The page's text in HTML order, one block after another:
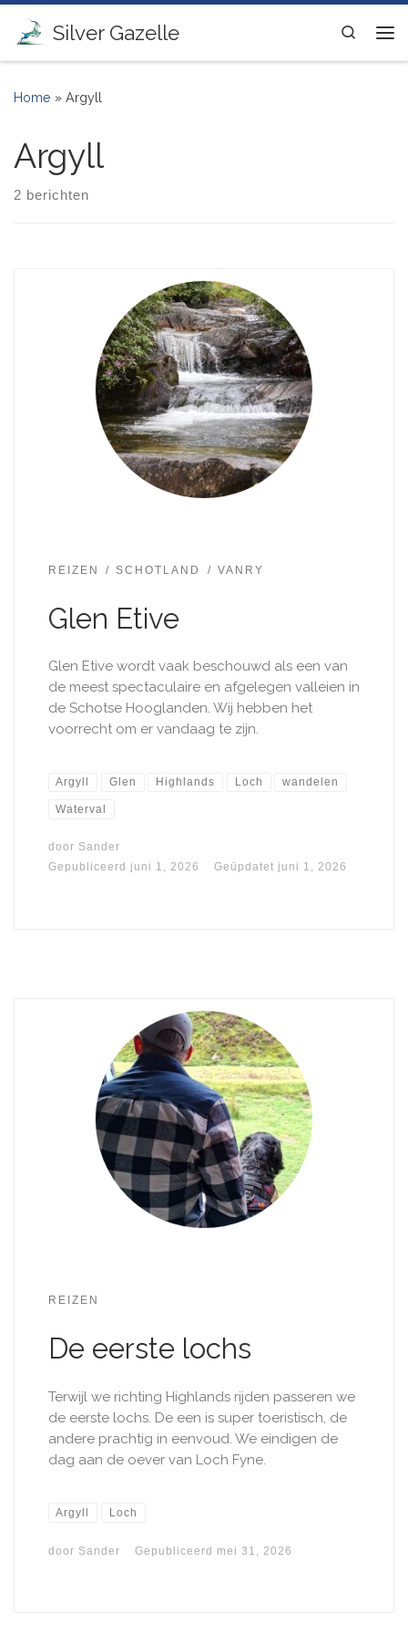
Ga naar inhoud
Silver Gazelle
Search
Home » Argyll
Argyll
2 berichten
REIZEN SCHOTLAND VANRY
Glen Etive
Glen Etive wordt vaak beschouwd als een van
de meest spectaculaire en afgelegen valleien in
de Schotse Hooglanden. Wij hebben het
voorrecht om er vandaag te zijn.
Argyll Glen Highlands Loch wandelen
Waterval
door Sander
Gepubliceerd juni 1, 2026 Geüpdatet juni 1, 2026
REIZEN
De eerste lochs
Terwijl we richting Highlands rijden passeren we
de eerste lochs. De een is super toeristisch, de
andere prachtig in eenvoud. We eindigen de
dag aan de oever van Loch Fyne.
Argyll Loch
door Sander Gepubliceerd mei 31, 2026